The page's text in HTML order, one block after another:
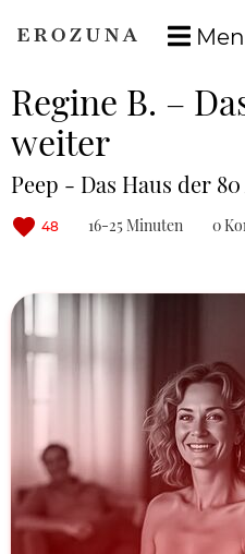
Regine B. –
weiter
Peep - Das Haus der
48 16-25 Minuten 0